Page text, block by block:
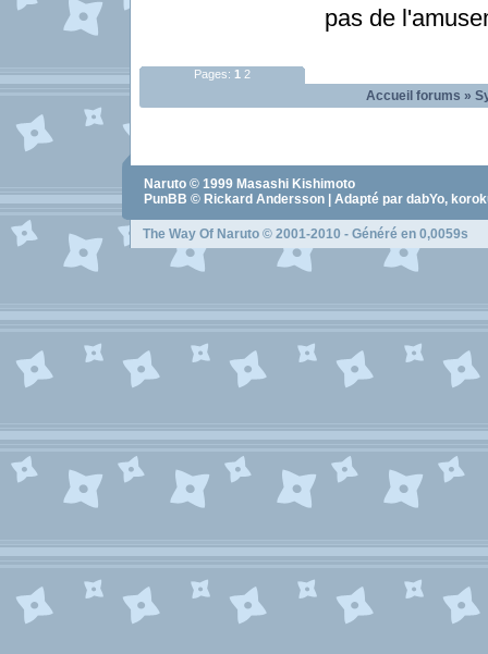
pas de
Pages: 1 2
Accueil forums »
Naruto © 1999 Masashi Kishimoto
PunBB © Rickard Andersson | Adapté par dabYo,
The Way Of Naruto © 2001-2010 - Généré en 0,0059s